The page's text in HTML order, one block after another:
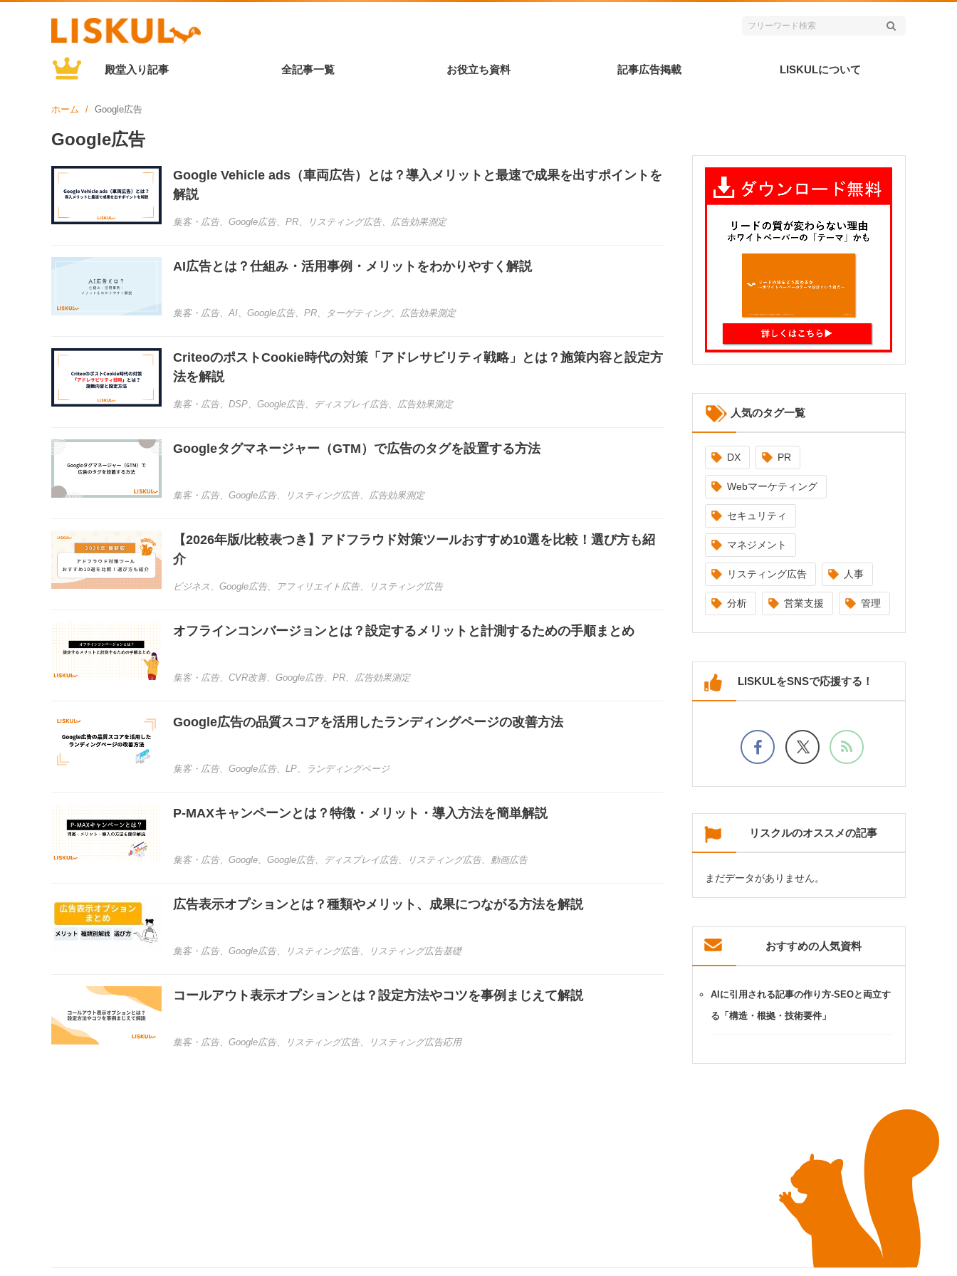
殿堂入り記事 全記事一覧 お役立ち資料 記事広告掲載 LISKULについて
ホーム Google広告
Google広告
Google Vehicle ads（車両広告）とは？導入メリットと最速で成果を出すポイントを
解説
集客・広告、 Google広告、 PR、 リスティング広告、 広告効果測定
AI広告とは？仕組み・活用事例・メリットをわかりやすく解説
集客・広告、AI、 Google広告、 PR、 ターゲティング、 広告効果測定
CriteoのポストCookie時代の対策「アドレサビリティ戦略」とは？施策内容と設定方
法を解説
集客・広告、 DSP、 Google広告、 ディスプレイ広告、 広告効果測定
Googleタグマネージャー（GTM）で広告のタグを設置する方法
集客・広告、 Google広告、 リスティング広告、 広告効果測定
【2026年版/比較表つき】アドフラウド対策ツールおすすめ10選を比較！選び方も紹
介
ビジネス 、 Google広告、 アフィリエイト広告、 リスティング広告
オフラインコンバージョンとは？設定するメリットと計測するための手順まとめ
集客・広告、 CVR改善、 Google広告、 PR、 広告効果測定
Google広告の品質スコアを活用したランディングページの改善方法
集客・広告、 Google広告、 LP、 ランディングページ
P-MAXキャンペーンとは？特徴・メリット・導入方法を簡単解説
集客・広告、 Google、 Google広告、 ディスプレイ広告、 リスティング広告、 動画広告
広告表示オプションとは？種類やメリット、成果につながる方法を解説
集客・広告、 Google広告、 リスティング広告、 リスティング広告基礎
コールアウト表示オプションとは？設定方法やコツを事例まじえて解説
集客・広告、 Google広告、 リスティング広告、 リスティング広告応用
人気のタグ一覧
DX PR
Webマーケティング
セキュリティ
マネジメント
リスティング広告 人事
分析 営業支援 管理
LISKULをSNSで応援する！
リスクルのオススメの記事
まだデータがありません。
おすすめの人気資料
AIに引用される記事の作り方-SEOと両立す
る「構造・根拠・技術要件」